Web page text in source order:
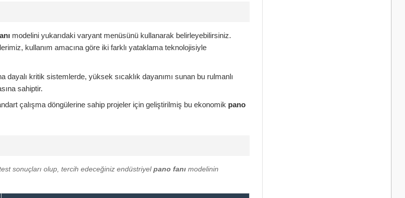
modelini yukarıdaki varyant menüsünü kullanarak belirleyebilirsiniz.
kullanım amacına göre iki farklı yataklama teknolojisiyle
dayalı kritik sistemlerde, yüksek sıcaklık dayanımı sunan bu rulmanlı
sahiptir.
çalışma döngülerine sahip projeler için geliştirilmiş bu ekonomik pano
sonuçları olup, tercih edeceğiniz endüstriyelpano fanı modelinin